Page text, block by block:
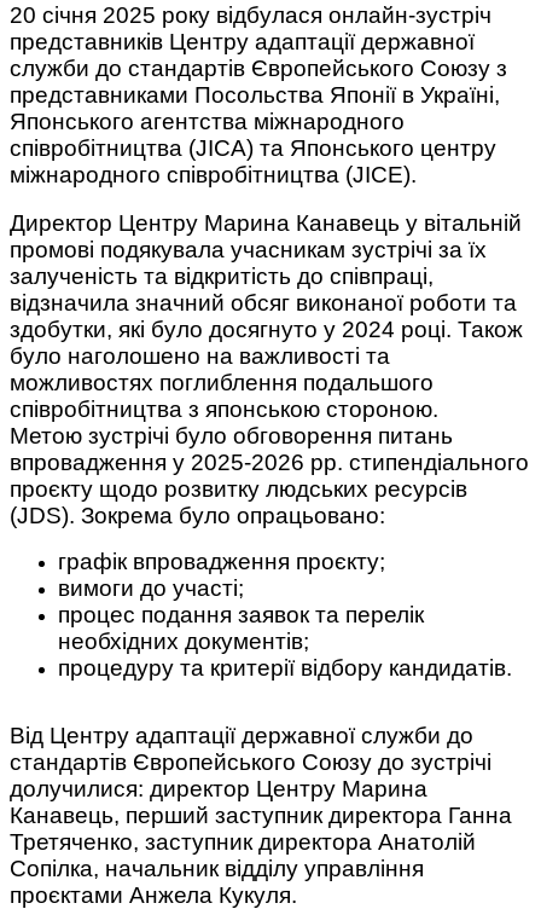
20 січня 2025 року відбулася онлайн-зустріч
представників Центру адаптації державної
служби до стандартів Європейського Союзу з
представниками Посольства Японії в Україні,
Японського агентства міжнародного
співробітництва (JICA) та Японського центру
міжнародного співробітництва (JICE).
Директор Центру Марина Канавець у вітальній
промові подякувала учасникам зустрічі за їх
залученість та відкритість до співпраці,
відзначила значний обсяг виконаної роботи та
здобутки, які було досягнуто у 2024 році. Також
було наголошено на важливості та
можливостях поглиблення подальшого
співробітництва з японською стороною.
Метою зустрічі було обговорення питань
впровадження у 2025-2026 рр. стипендіального
проєкту щодо розвитку людських ресурсів
(JDS). Зокрема було опрацьовано:
графік впровадження проєкту;
вимоги до участі;
процес подання заявок та перелік
необхідних документів;
процедуру та критерії відбору кандидатів.
Від Центру адаптації державної служби до
стандартів Європейського Союзу до зустрічі
долучилися: директор Центру Марина
Канавець, перший заступник директора Ганна
Третяченко, заступник директора Анатолій
Сопілка, начальник відділу управління
проєктами Анжела Кукуля.